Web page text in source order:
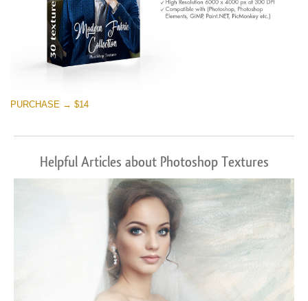
PURCHASE → $14
Helpful Articles about Photoshop Textures